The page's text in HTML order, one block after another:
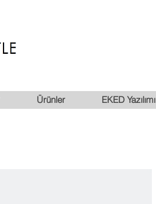
Ürünler EKED Yazılımı